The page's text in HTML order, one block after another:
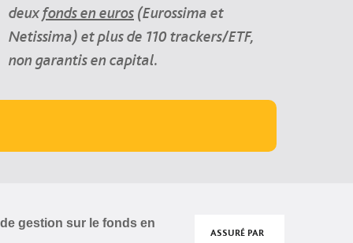
deuxfonds en euros (Eurossima et
Netissima) et plus de 110 trackers/ETF,
non garantis en capital.
ASSURÉ PAR
gestion sur le fonds en